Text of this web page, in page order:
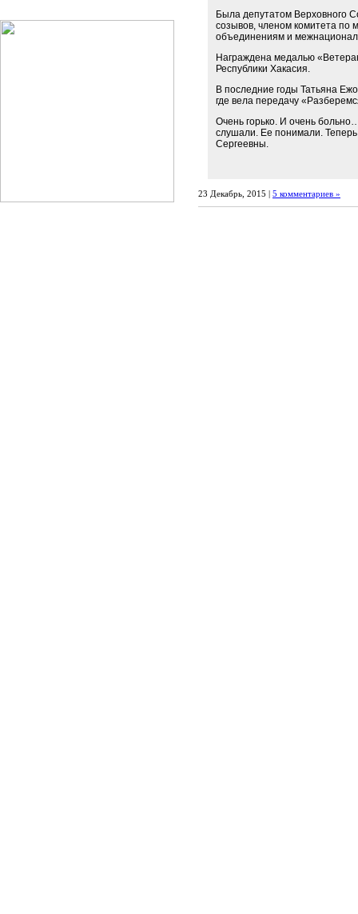
Была депутатом Верховного
созывов, членом комитета
объединениям и
Награждена медалью
Республики Хакасия.
В последние годы Татьяна
где вела передачу
Очень горько. И очень
слушали. Ее понимали. Теперь
Сергеевны.
23 Декабрь, 2015 | 5 комментариев »